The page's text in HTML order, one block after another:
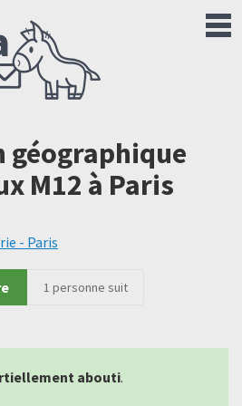
géographique
M12 à Paris
- Paris
1 personne suit
abouti.